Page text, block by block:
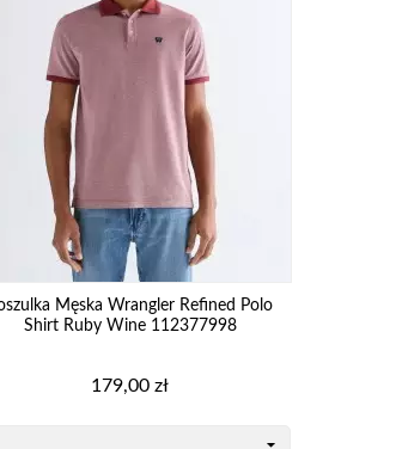
Męska Wrangler Refined Polo
Shirt Ruby Wine 112377998
Cena
179,00 zł